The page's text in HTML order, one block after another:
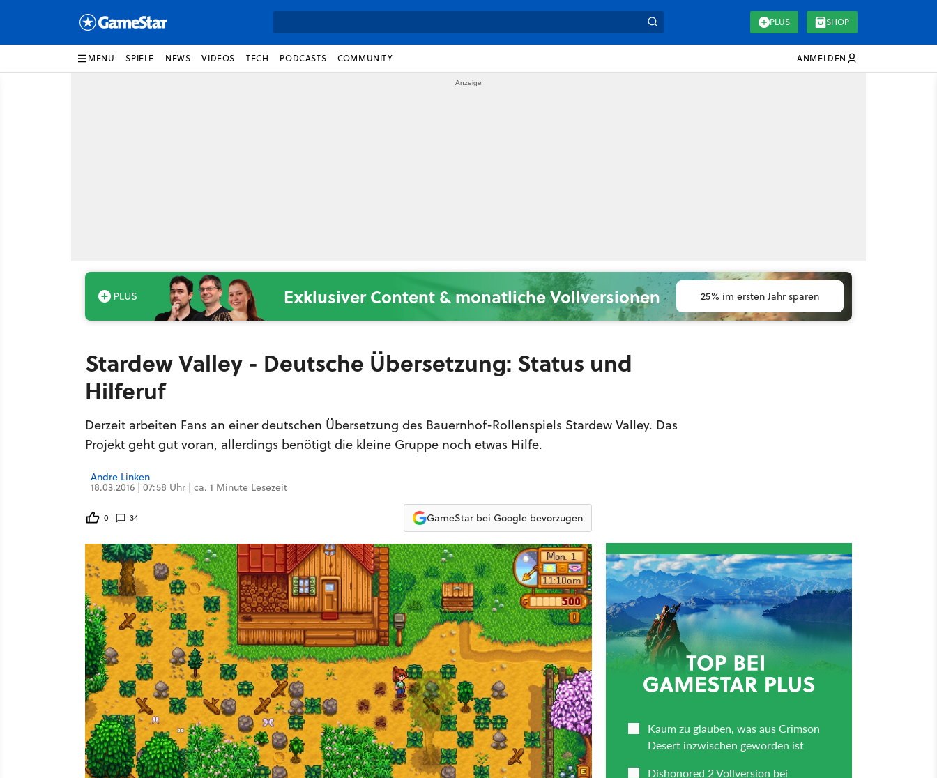
PLUS SHOP
MENU SPIELE NEWS VIDEOS TECH PODCASTS COMMUNITY ANMELDEN
Exklusiver Content & monatliche Vollversionen 25% im ersten Jahr sparen
Stardew Valley - Deutsche Übersetzung: Status und
Hilferuf
Derzeit arbeiten Fans an einer deutschen Übersetzung des Bauernhof-Rollenspiels Stardew Valley. Das
Projekt geht gut voran, allerdings benötigt die kleine Gruppe noch etwas Hilfe.
Andre Linken
18.03.2016 | 07:58 Uhr | ca. 1 Minute Lesezeit
0 34 GameStar bei Google bevorzugen